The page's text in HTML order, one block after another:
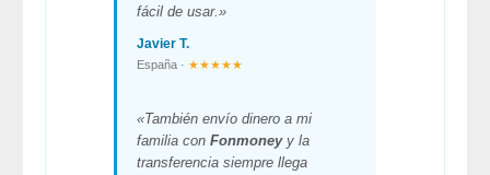
fácil de usar.»
Javier T.
España · ★★★★★
«También envío dinero a mi
familia con Fonmoneyy la
transferencia siempre llega